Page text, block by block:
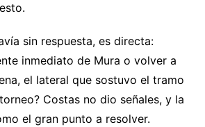
sin respuesta, es directa:
inmediato de Mura o volver a
el lateral que sostuvo el tramo
Costas no dio señales, y la
el gran punto a resolver.